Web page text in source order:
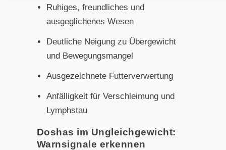
Ruhiges, freundliches und
ausgeglichenes Wesen
Deutliche Neigung zu Übergewicht
und Bewegungsmangel
Ausgezeichnete Futterverwertung
Anfälligkeit für Verschleimung und
Lymphstau
Doshas im Ungleichgewicht:
Warnsignale erkennen